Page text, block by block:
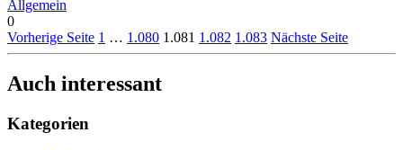
Allgemein
0
Vorherige Seite 1 … 1.080 1.081 1.082 1.083 Nächste Seite
Auch interessant
Kategorien